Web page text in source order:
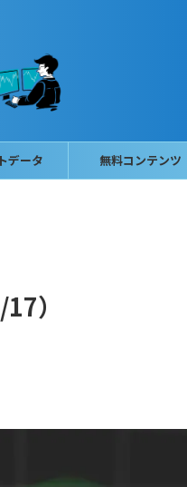
データ 無料コンテンツ
）